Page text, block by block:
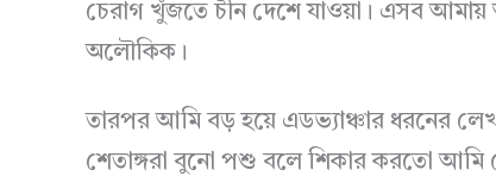
চেরাগ খুঁজতে চীন দেশে যাওয়া। এসব
অলৌকিক।
তারপর আমি বড় হয়ে এডভ্যাঞ্চার ধরনের
শেতাঙ্গরা বুনো পশু বলে শিকার করতো আমি